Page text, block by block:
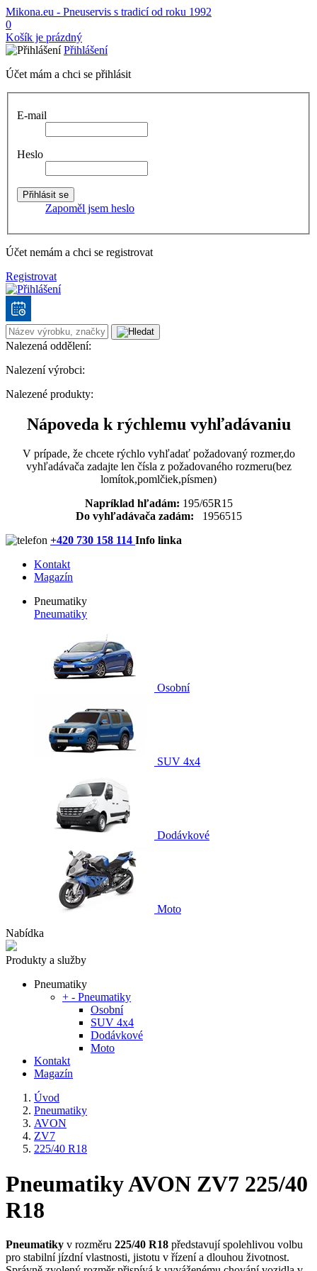
Mikona.eu - Pneuservis s tradicí od roku 1992
0
Košík je prázdný
Přihlášení
Účet mám a chci se přihlásit
E-mail
Heslo
Zapoměl jsem heslo
Účet nemám a chci se registrovat
Registrovat
Nalezená oddělení:
Nalezení výrobci:
Nalezené produkty:
Nápoveda k rýchlemu vyhľadávaniu
V prípade, že chcete rýchlo vyhľadať požadovaný rozmer,do
vyhľadávača zadajte len čísla z požadovaného rozmeru(bez
lomítok,pomlčiek,písmen)
Napríklad hľadám: 195/65R15
Do vyhľadávača zadám: 1956515
+420 730 158 114 Info linka
Kontakt
Magazín
Pneumatiky
Pneumatiky
Osobní
SUV 4x4
Dodávkové
Moto
Nabídka
Produkty a služby
Pneumatiky
+ - Pneumatiky
Osobní
SUV 4x4
Dodávkové
Moto
Kontakt
Magazín
Úvod
Pneumatiky
AVON
ZV7
225/40 R18
Pneumatiky AVON ZV7 225/40
R18
Pneumatiky v rozměru 225/40 R18 představují spolehlivou volbu
pro stabilní jízdní vlastnosti, jistotu v řízení a dlouhou životnost.